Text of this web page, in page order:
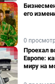
его
0
Проехал
Европе:
миру на